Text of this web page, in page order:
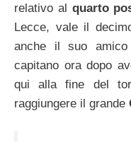
relativo al quarto
Lecce, vale il
anche il suo amico
capitano ora dopo
qui alla fine del
raggiungere il grande